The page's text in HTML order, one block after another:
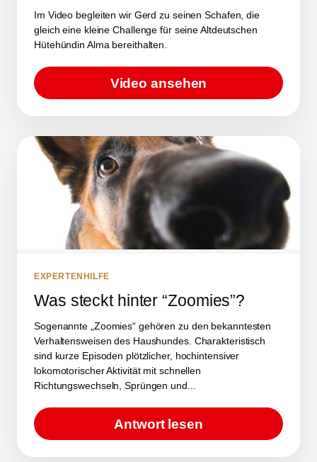
Im Video begleiten wir Gerd zu seinen Schafen, die
gleich eine kleine Challenge für seine Altdeutschen
Hütehündin Alma bereithalten.
Video ansehen
EXPERTENHILFE
Was steckt hinter “Zoomies”?
Sogenannte „Zoomies“ gehören zu den bekanntesten
Verhaltensweisen des Haushundes. Charakteristisch
sind kurze Episoden plötzlicher, hochintensiver
lokomotorischer Aktivität mit schnellen
Richtungswechseln, Sprüngen und...
Antwort lesen